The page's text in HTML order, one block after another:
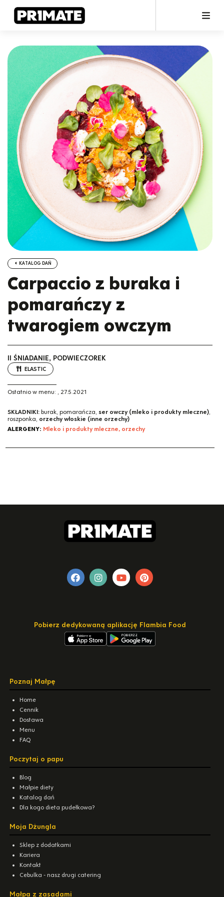
KATALOG DAŃ
Carpaccio z buraka i
pomarańczy z
twarogiem owczym
II ŚNIADANIE, PODWIECZOREK
ELASTIC
Ostatnio w menu: , 27.5.2021
SKŁADNIKI: burak, pomarańcza, ser owczy (mleko i produkty mleczne),
roszponka, orzechy włoskie (inne orzechy)
ALERGENY: Mleko i produkty mleczne, orzechy
Pobierz dedykowaną aplikację Flambia Food
Poznaj Małpę
Home
Cennik
Dostawa
Menu
FAQ
Poczytaj o papu
Blog
Małpie diety
Katalog dań
Dla kogo dieta pudełkowa?
Moja Dżungla
Sklep z dodatkami
Kariera
Kontakt
Cebulka - nasz drugi catering
Małpa z zasadami